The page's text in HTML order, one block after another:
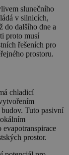
slunečního
v silnicích,
do dalšího dne a
proto musí
řešeních pro
prostoru.
chladicí
Tuto pasivní
prostor.